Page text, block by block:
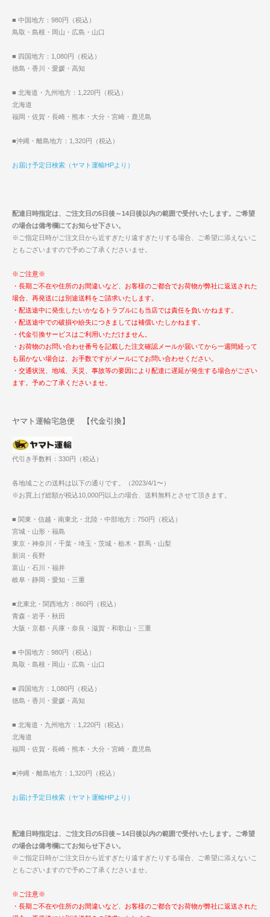
■ 中国地方：980円（税込）
鳥取・島根・岡山・広島・山口
■ 四国地方：1,080円（税込）
徳島・香川・愛媛・高知
■ 北海道・九州地方：1,220円（税込）
北海道
福岡・佐賀・長崎・熊本・大分・宮崎・鹿児島
■沖縄・離島地方：1,320円（税込）
お届け予定日検索（ヤマト運輸HPより）
配達日時指定は、ご注文日の5日後～14日後以内の範囲で受付いたします。ご希望
の場合は備考欄にてお知らせ下さい。
※ご指定日時がご注文日から近すぎたり遠すぎたりする場合、ご希望に添えないこ
ともございますので予めご了承くださいませ。
※ご注意※
・長期ご不在や住所のお間違いなど、お客様のご都合でお荷物が弊社に返送された
場合、再発送には別途送料をご請求いたします。
・配送途中に発生したいかなるトラブルにも当店では責任を負いかねます。
・配送途中での破損や紛失につきましては補償いたしかねます。
・代金引換サービスはご利用いただけません。
・お荷物のお問い合わせ番号を記載した注文確認メールが届いてから一週間経って
も届かない場合は、お手数ですがメールにてお問い合わせください。
・交通状況、地域、天災、事故等の要因により配達に遅延が発生する場合がござい
ます。予めご了承くださいませ。
ヤマト運輸宅急便 【代金引換】
代引き手数料：330円（税込）
各地域ごとの送料は以下の通りです。（2023/4/1〜）
※お買上げ総額が税込10,000円以上の場合、送料無料とさせて頂きます。
■ 関東・信越・南東北・北陸・中部地方：750円（税込）
宮城・山形・福島
東京・神奈川・千葉・埼玉・茨城・栃木・群馬・山梨
新潟・長野
富山・石川・福井
岐阜・静岡・愛知・三重
■北東北・関西地方：860円（税込）
青森・岩手・秋田
大阪・京都・兵庫・奈良・滋賀・和歌山・三重
■ 中国地方：980円（税込）
鳥取・島根・岡山・広島・山口
■ 四国地方：1,080円（税込）
徳島・香川・愛媛・高知
■ 北海道・九州地方：1,220円（税込）
北海道
福岡・佐賀・長崎・熊本・大分・宮崎・鹿児島
■沖縄・離島地方：1,320円（税込）
お届け予定日検索（ヤマト運輸HPより）
配達日時指定は、ご注文日の5日後～14日後以内の範囲で受付いたします。ご希望
の場合は備考欄にてお知らせ下さい。
※ご指定日時がご注文日から近すぎたり遠すぎたりする場合、ご希望に添えないこ
ともございますので予めご了承くださいませ。
※ご注意※
・長期ご不在や住所のお間違いなど、お客様のご都合でお荷物が弊社に返送された